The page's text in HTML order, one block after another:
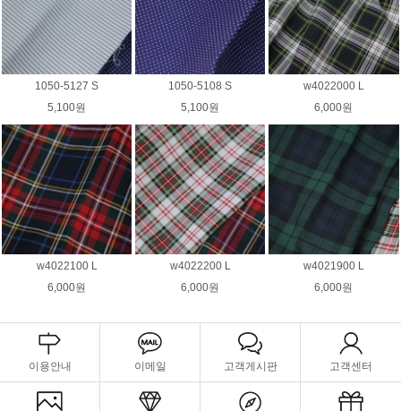
1050-5127 S
5,100원
1050-5108 S
5,100원
w4022000 L
6,000원
w4022100 L
6,000원
w4022200 L
6,000원
w4021900 L
6,000원
이용안내 이메일 고객게시판 고객센터